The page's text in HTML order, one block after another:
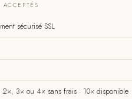
sécurisé SSL
2×, 3× ou 4× sans frais · 10× disponible